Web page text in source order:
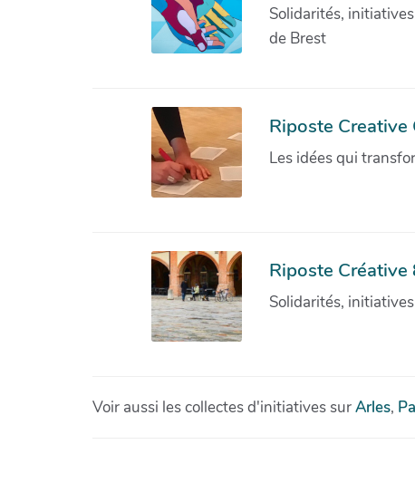
Solidarités,
de Brest
Riposte Creative
Les idées qui
Riposte Créative
Solidarités,
Voir aussi les collectes d'initiatives surArles,